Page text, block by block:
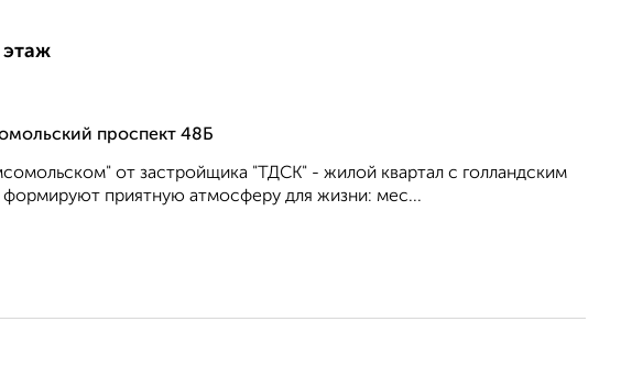
проспект 48Б
от застройщика "ТДСК" - жилой квартал с голландским
приятную атмосферу для жизни: мес...